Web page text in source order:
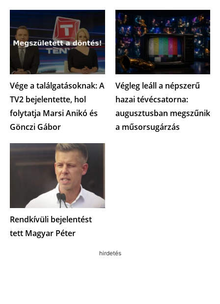
Vége a találgatásoknak: A
TV2 bejelentette, hol
folytatja Marsi Anikó és
Gönczi Gábor
Végleg leáll a népszerű
hazai tévécsatorna:
augusztusban megszűnik
a műsorsugárzás
Rendkívüli bejelentést
tett Magyar Péter
hirdetés